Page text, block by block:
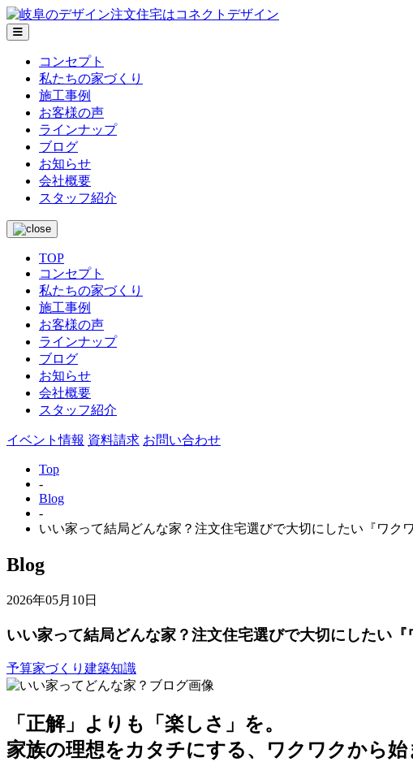
メ
ニ
コンセプト
私たちの家づくり
施工事例
お客様の声
ラインナップ
ブログ
お知らせ
会社概要
スタッフ紹介
TOP
コンセプト
私たちの家づくり
施工事例
お客様の声
ラインナップ
ブログ
お知らせ
会社概要
スタッフ紹介
イベント情報 資料請求 お問い合わせ
Top
-
Blog
-
いい家って結局どんな家？注文住宅選びで大切にしたい『ワク
Blog
2026年05月10日
いい家って結局どんな家？注文住宅選びで大切にしたい
予算家づくり 建築知識
「正解」よりも「楽しさ」を。
家族の理想をカタチにする、ワクワクから始